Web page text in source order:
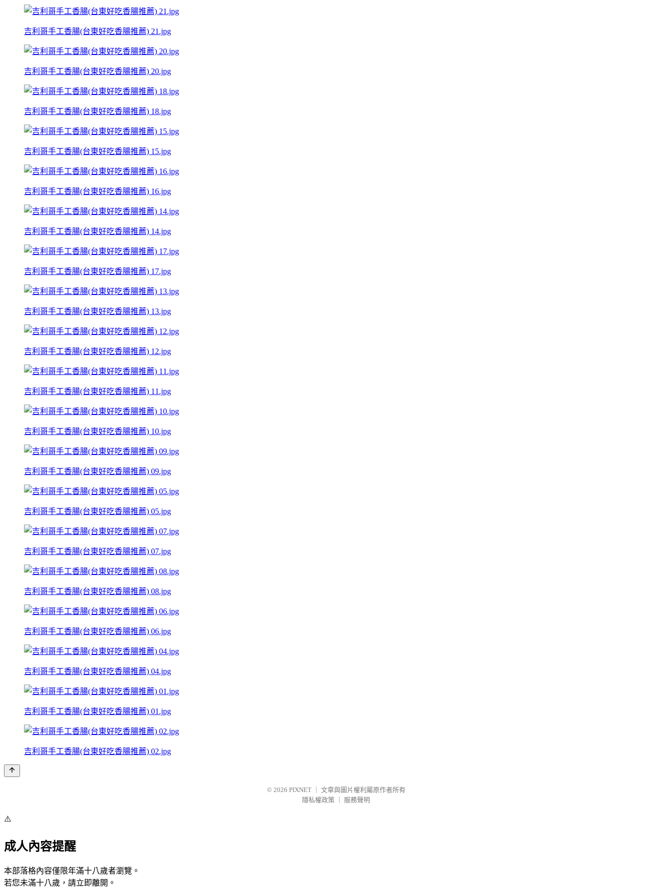
吉利哥手工香腸(台東好吃香腸推薦) 21.jpg
吉利哥手工香腸(台東好吃香腸推薦) 20.jpg
吉利哥手工香腸(台東好吃香腸推薦) 18.jpg
吉利哥手工香腸(台東好吃香腸推薦) 15.jpg
吉利哥手工香腸(台東好吃香腸推薦) 16.jpg
吉利哥手工香腸(台東好吃香腸推薦) 14.jpg
吉利哥手工香腸(台東好吃香腸推薦) 17.jpg
吉利哥手工香腸(台東好吃香腸推薦) 13.jpg
吉利哥手工香腸(台東好吃香腸推薦) 12.jpg
吉利哥手工香腸(台東好吃香腸推薦) 11.jpg
吉利哥手工香腸(台東好吃香腸推薦) 10.jpg
吉利哥手工香腸(台東好吃香腸推薦) 09.jpg
吉利哥手工香腸(台東好吃香腸推薦) 05.jpg
吉利哥手工香腸(台東好吃香腸推薦) 07.jpg
吉利哥手工香腸(台東好吃香腸推薦) 08.jpg
吉利哥手工香腸(台東好吃香腸推薦) 06.jpg
吉利哥手工香腸(台東好吃香腸推薦) 04.jpg
吉利哥手工香腸(台東好吃香腸推薦) 01.jpg
吉利哥手工香腸(台東好吃香腸推薦) 02.jpg
© 2026 PIXNET
文章與圖片權利屬原作者所有
隱私權政策
服務聲明
⚠️
成人內容提醒
本部落格內容僅限年滿十八歲者瀏覽。
若您未滿十八歲，請立即離開。